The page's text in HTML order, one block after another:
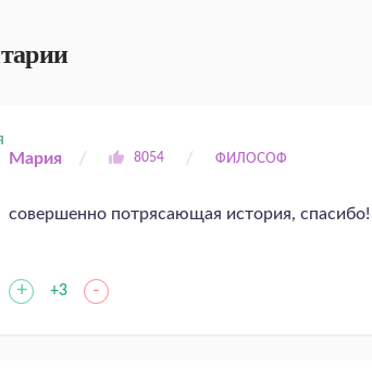
Мария 8054 ФИЛОСОФ
совершенно потрясающая история, спасибо!
+ +3 -